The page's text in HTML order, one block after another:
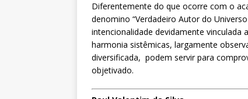
Diferentemente do que ocorre com o
denomino “Verdadeiro Autor do
intencionalidade devidamente vinculada
harmonia sistêmicas, largamente
diversificada, podem servir para
objetivado.